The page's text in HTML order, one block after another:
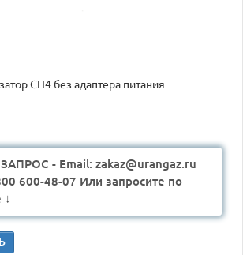
CH4 без адаптера питания
- Email: zakaz@urangaz.ru
600-48-07 Или запросите по
↓